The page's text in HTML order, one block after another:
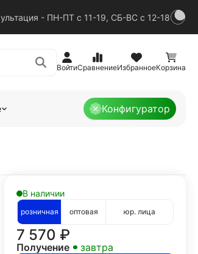
- ПН-ПТ с 11-19, СБ-ВС с 12-18
ВойтиСравнениеИзбранноеКорзина
Конфигуратор
В наличии
розничная оптовая юр. лица
7 570 ₽
Получение
завтра